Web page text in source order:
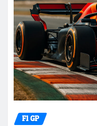
F1 GP